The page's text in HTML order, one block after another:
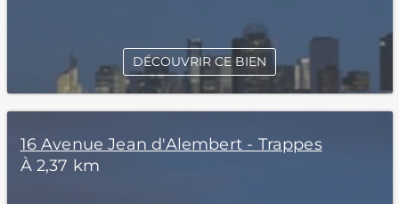
DÉCOUVRIR CE BIEN
16 Avenue Jean d'Alembert - Trappes
À 2,37 km